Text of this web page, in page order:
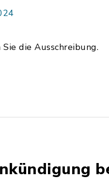
die Ausschreibung.